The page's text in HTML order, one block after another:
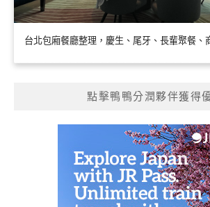
台北包廂餐廳整理，慶生、尾牙、長輩聚餐、
點擊鴨鴨分潤夥伴獲得